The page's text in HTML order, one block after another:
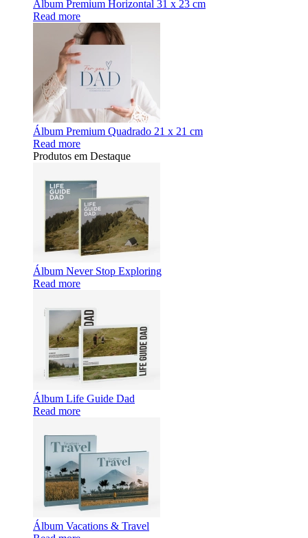
Álbum Premium Horizontal 31 x 23 cm
Read more
Álbum Premium Quadrado 21 x 21 cm
Read more
Produtos em Destaque
Álbum Never Stop Exploring
Read more
Álbum Life Guide Dad
Read more
Álbum Vacations & Travel